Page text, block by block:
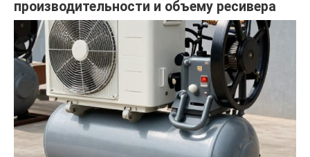
производительности и объему ресивера